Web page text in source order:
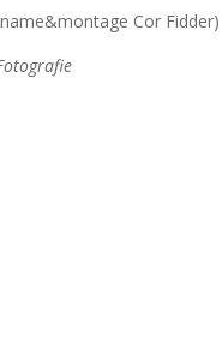
Cor Fidder)